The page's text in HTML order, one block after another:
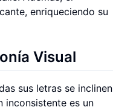
enriqueciendo su
Visual
sus letras se inclinen
inconsistente es un